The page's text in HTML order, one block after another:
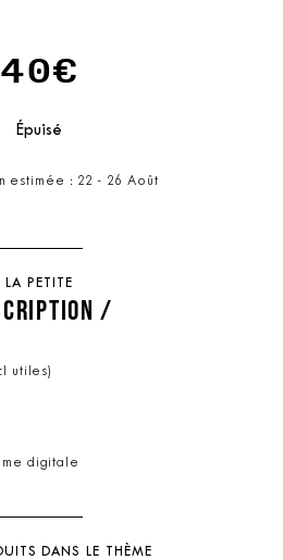
40€
Épuisé
estimée : 22 - 26 Août
LA PETITE
/
utiles)
digitale
DANS LE THÈME